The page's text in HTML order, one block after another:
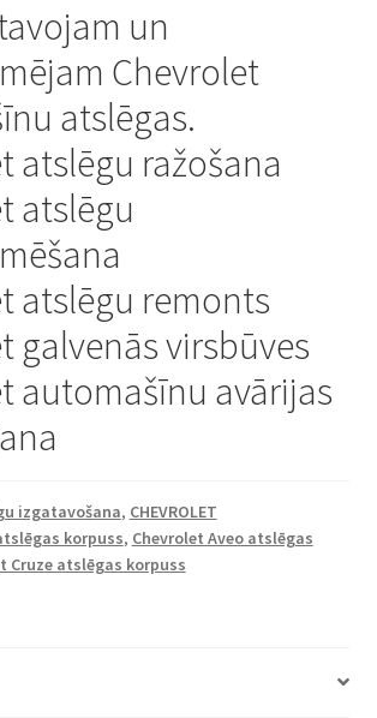
un
Chevrolet
atslēgas.
atslēgu ražošana
atslēgu
atslēgu remonts
galvenās virsbūves
automašīnu avārijas
izgatavošana, CHEVROLET
korpuss, Chevrolet Aveo atslēgas
Cruze atslēgas korpuss